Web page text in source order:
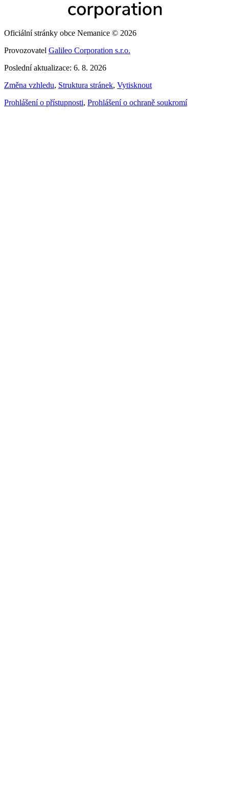
Oficiální stránky obce Nemanice © 2026
Provozovatel Galileo Corporation s.r.o.
Poslední aktualizace: 6. 8. 2026
Změna vzhledu, Struktura stránek, Vytisknout
Prohlášení o přístupnosti, Prohlášení o ochraně soukromí